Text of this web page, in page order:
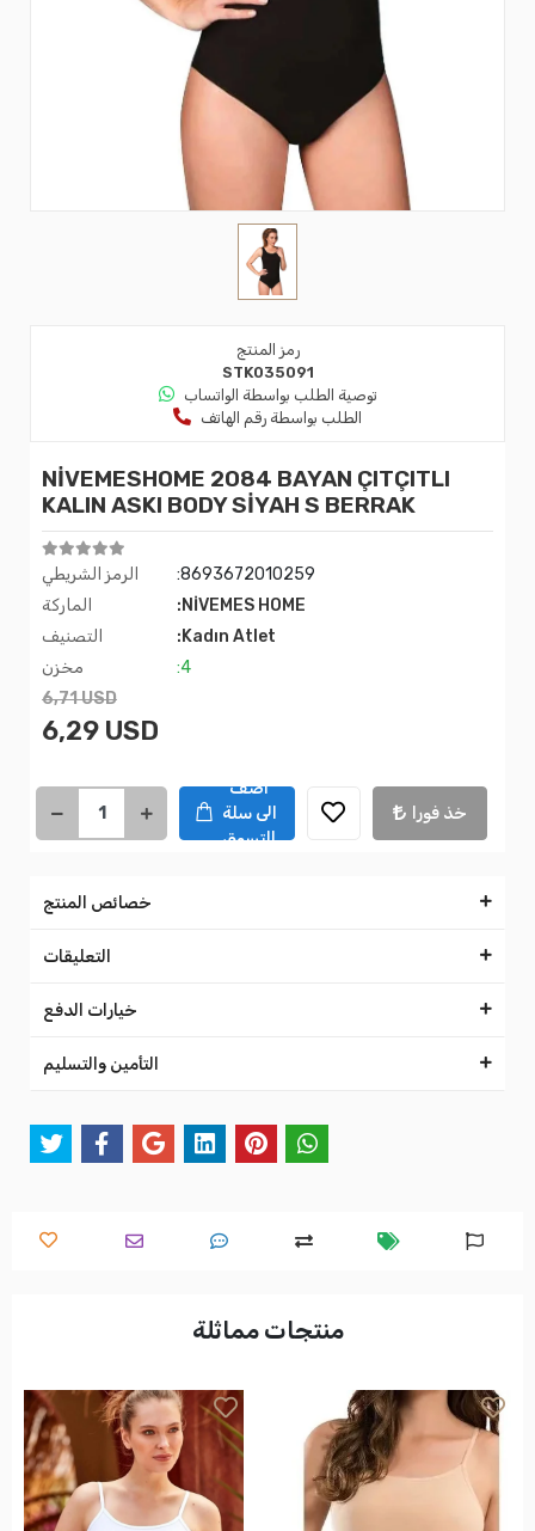
رمز المنتج
STK035091
توصية الطلب بواسطة الواتساب
الطلب بواسطة رقم الهاتف
NİVEMESHOME 2084 BAYAN ÇITÇITLI
KALIN ASKI BODY SİYAH S BERRAK
الرمز الشريطي
:8693672010259
الماركة
:NİVEMES HOME
التصنيف
:Kadın Atlet
مخزن
:4
6,71 USD
6,29 USD
اضف
الى سلة
التسوق
خذ فورا
خصائص المنتج
التعليقات
خيارات الدفع
التأمين والتسليم
منتجات مماثلة